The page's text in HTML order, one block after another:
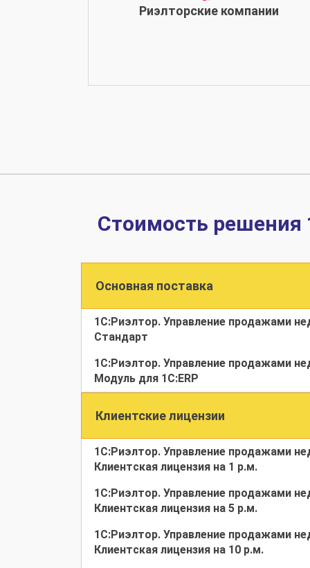
Риэлторские компании
Стоимость
Основная поставка
1С:Риэлтор. Управление продажами
Стандарт
1С:Риэлтор. Управление продажами
Модуль для 1С:ERP
Клиентские лицензии
1С:Риэлтор. Управление продажами
Клиентская лицензия на 1 р.м.
1С:Риэлтор. Управление продажами
Клиентская лицензия на 5 р.м.
1С:Риэлтор. Управление продажами
Клиентская лицензия на 10 р.м.